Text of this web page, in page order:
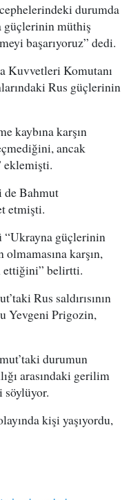
durumda
güçlerinin müthiş
başarıyoruz” dedi.
Kuvvetleri Komutanı
Rus güçlerinin
kaybına karşın
ancak
eklemişti.
Bahmut
etmişti.
“Ukrayna güçlerinin
olmamasına karşın,
ettiğini” belirtti.
Rus saldırısının
Yevgeni Prigozin,
durumun
arasındaki gerilim
kişi yaşıyordu,